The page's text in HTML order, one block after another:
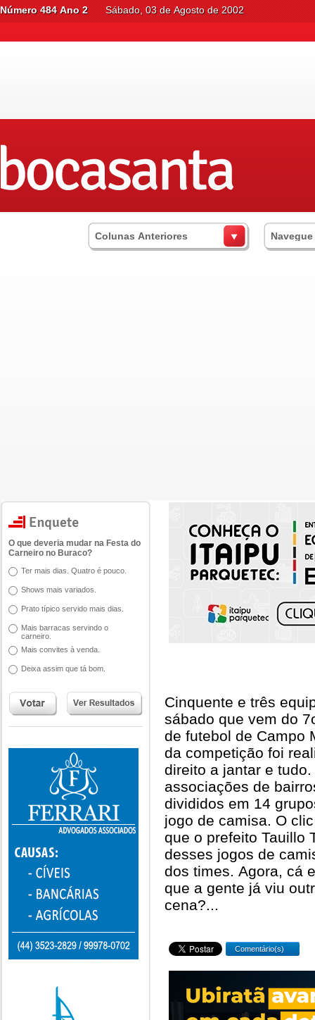
Número 484 Ano 2 Sábado, 03 de Agosto de 2002
Colunas Anteriores
O que deveria mudar na Festa do
Carneiro no Buraco?
Ter mais dias. Quatro é pouco.
Shows mais variados.
Prato típico servido mais dias.
Mais barracas servindo o
carneiro.
Mais convites à venda.
Deixa assim que tá bom.
Cinquente e três
sábado que vem do
de futebol de Campo
da competição foi
direito a jantar e
associações de
divididos em 14
jogo de camisa. O
que o prefeito Tauillo
desses jogos de
dos times. Agora, cá
que a gente já viu
cena?...
Comentário(s)